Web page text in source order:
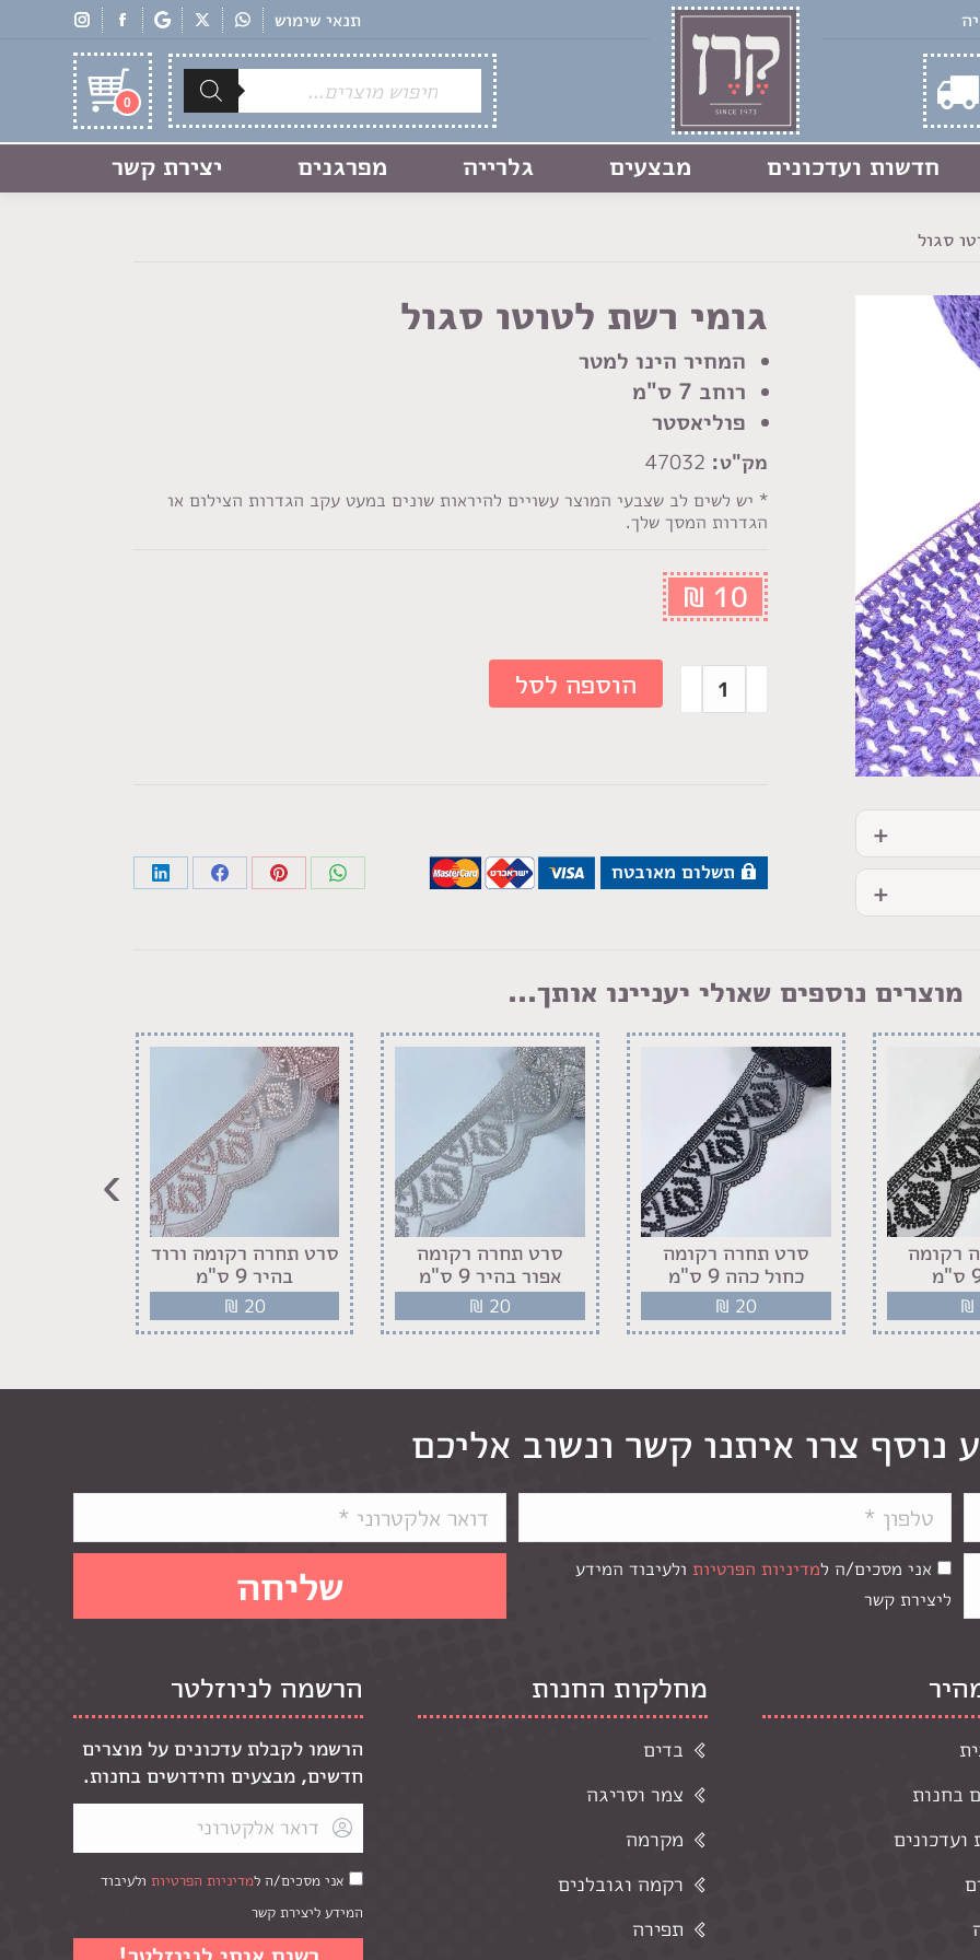
תנאי שימוש
Products
search
0
חדשות ועדכונים מבצעים גלרייה מפרגנים יצירת קשר
סגול
גומי רשת לטוטו סגול
המחיר הינו למטר
רוחב 7 ס"מ
פוליאסטר
מק"ט:
* יש לשים לב שצבעי המוצר עשויים להיראות שונים במעט עקב הגדרות הצילום או
הגדרות המסך שלך.
₪ 10
הוספה לסל
תשלום מאובטח
Share
Share
Share
Share
מוצרים נוספים שאולי יעניינו אותך...
רקומה
₪
סרט תחרה רקומה
כחול כהה 9 ס"מ
₪ 20
סרט תחרה רקומה
אפור בהיר 9 ס"מ
₪ 20
סרט תחרה רקומה ורוד
בהיר 9 ס"מ
₪ 20
›
נוסף צרו איתנו קשר ונשוב אליכם
אני מסכים/ה למדיניות הפרטיות ולעיבוד המידע
ליצירת קשר
בחנות
ועדכונים
מחלקות החנות
בדים
צמר וסריגה
מקרמה
רקמה וגובלנים
תפירה
הרשמה לניוזלטר
הרשמו לקבלת עדכונים על מוצרים
חדשים, מבצעים וחידושים בחנות.
אני מסכים/ה למדיניות הפרטיות ולעיבוד
המידע ליצירת קשר